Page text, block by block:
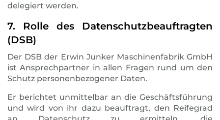
delegiert werden.
7. Rolle des Datenschutzbeauftragten
(DSB)
Der DSB der Erwin Junker Maschinenfabrik GmbH
ist Ansprechpartner in allen Fragen rund um den
Schutz personenbezogener Daten.
Er berichtet unmittelbar an die Geschäftsführung
und wird von ihr dazu beauftragt, den Reifegrad